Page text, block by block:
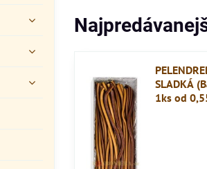
SLADKÁ
1ks od